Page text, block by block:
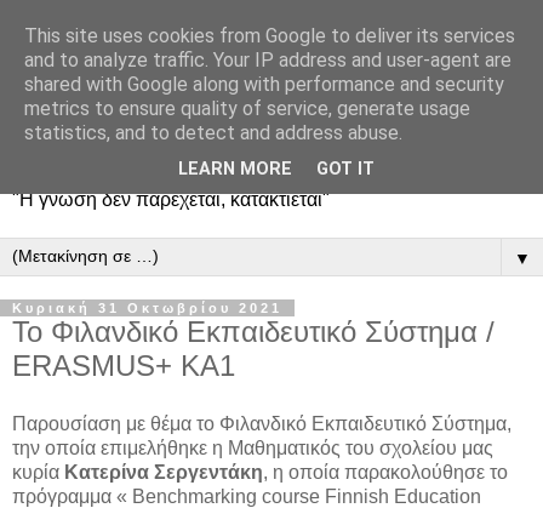
"Η γνώση δεν παρέχεται, κατακτιέται"
▼
Κυριακή 31 Οκτωβρίου 2021
To Φιλανδικό Εκπαιδευτικό Σύστημα /
ERASMUS+ KA1
Παρουσίαση με θέμα το Φιλανδικό Εκπαιδευτικό Σύστημα,
την οποία επιμελήθηκε η Μαθηματικός του σχολείου μας
κυρία Κατερίνα Σεργεντάκη, η οποία παρακολούθησε το
πρόγραμμα « Benchmarking course Finnish Education
This site uses cookies from Google to deliver its services
and to analyze traffic. Your IP address and user-agent are
shared with Google along with performance and security
metrics to ensure quality of service, generate usage
statistics, and to detect and address abuse.
LEARN MORE GOT IT